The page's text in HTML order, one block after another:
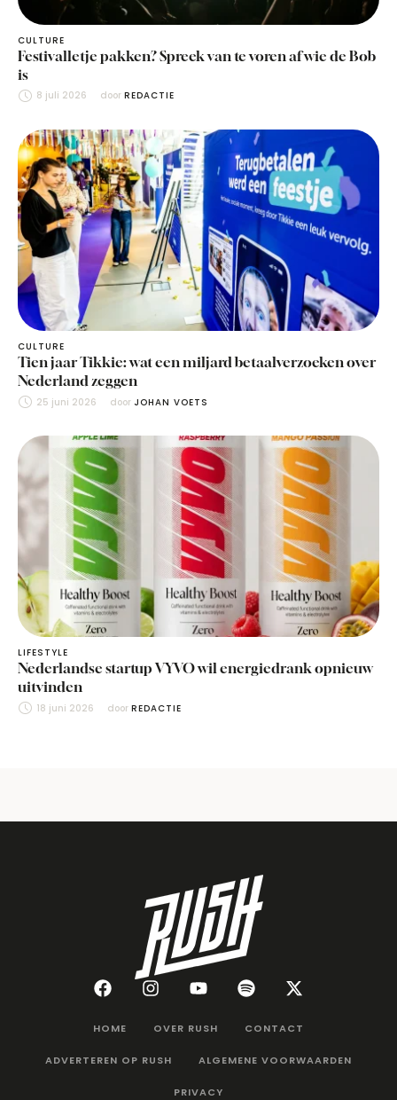
CULTURE
Festivalletje pakken? Spreek van te voren af wie de Bob
is
8 juli 2026 door REDACTIE
CULTURE
Tien jaar Tikkie: wat een miljard betaalverzoeken over
Nederland zeggen
25 juni 2026 door JOHAN VOETS
LIFESTYLE
Nederlandse startup VYVO wil energiedrank opnieuw
uitvinden
18 juni 2026 door REDACTIE
HOME OVER RUSH CONTACT
ADVERTEREN OP RUSH ALGEMENE VOORWAARDEN
PRIVACY